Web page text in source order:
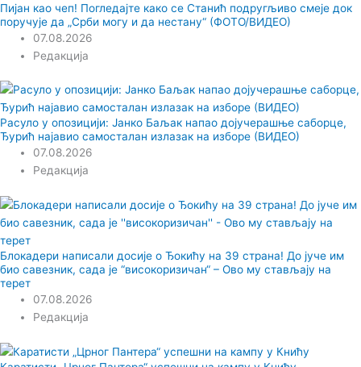
Пијан као чеп! Погледајте како се Станић подругљиво смеје док
поручује да „Срби могу и да нестану“ (ФОТО/ВИДЕО)
07.08.2026
Редакција
Расуло у опозицији: Јанко Баљак напао дојучерашње саборце,
Ђурић најавио самосталан излазак на изборе (ВИДЕО)
07.08.2026
Редакција
Блокадери написали досије о Ђокићу на 39 страна! До јуче им
био савезник, сада је “високоризичан“ – Ово му стављају на
терет
07.08.2026
Редакција